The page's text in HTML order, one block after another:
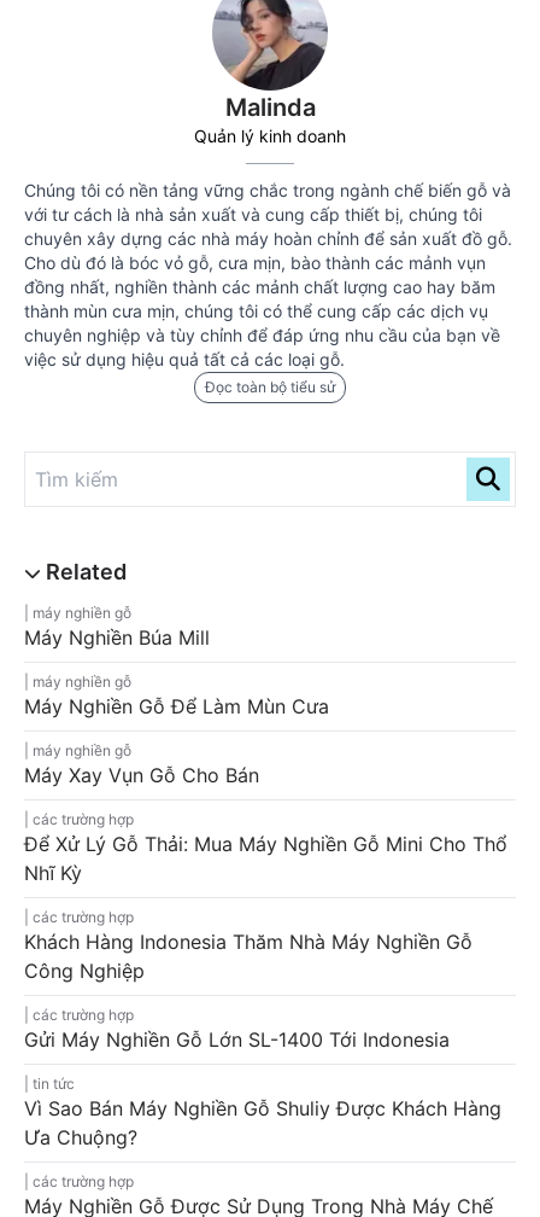
Malinda
Quản lý kinh doanh
Chúng tôi có nền tảng vững chắc trong ngành chế biến gỗ và
với tư cách là nhà sản xuất và cung cấp thiết bị, chúng tôi
chuyên xây dựng các nhà máy hoàn chỉnh để sản xuất đồ gỗ.
Cho dù đó là bóc vỏ gỗ, cưa mịn, bào thành các mảnh vụn
đồng nhất, nghiền thành các mảnh chất lượng cao hay băm
thành mùn cưa mịn, chúng tôi có thể cung cấp các dịch vụ
chuyên nghiệp và tùy chỉnh để đáp ứng nhu cầu của bạn về
việc sử dụng hiệu quả tất cả các loại gỗ.
Đọc toàn bộ tiểu sử
máy nghiền gỗ
Máy Nghiền Búa Mill
máy nghiền gỗ
Máy Nghiền Gỗ Để Làm Mùn Cưa
máy nghiền gỗ
Máy Xay Vụn Gỗ Cho Bán
các trường hợp
Để Xử Lý Gỗ Thải: Mua Máy Nghiền Gỗ Mini Cho Thổ
Nhĩ Kỳ
các trường hợp
Khách Hàng Indonesia Thăm Nhà Máy Nghiền Gỗ
Công Nghiệp
các trường hợp
Gửi Máy Nghiền Gỗ Lớn SL-1400 Tới Indonesia
tin tức
Vì Sao Bán Máy Nghiền Gỗ Shuliy Được Khách Hàng
Ưa Chuộng?
các trường hợp
Máy Nghiền Gỗ Được Sử Dụng Trong Nhà Máy Chế